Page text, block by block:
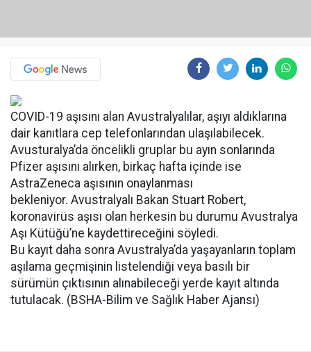
COVID-19 aşısını alan Avustralyalılar, aşıyı aldıklarına
dair kanıtlara cep telefonlarından ulaşılabilecek.
Avusturalya’da öncelikli gruplar bu ayın sonlarında
Pfizer aşısını alırken, birkaç hafta içinde ise
AstraZeneca aşısının onaylanması
bekleniyor. Avustralyalı Bakan Stuart Robert,
koronavirüs aşısı olan herkesin bu durumu Avustralya
Aşı Kütüğü’ne kaydettireceğini söyledi.
Bu kayıt daha sonra Avustralya’da yaşayanların toplam
aşılama geçmişinin listelendiği veya basılı bir
sürümün çıktısının alınabileceği yerde kayıt altında
tutulacak. (BSHA-Bilim ve Sağlık Haber Ajansı)